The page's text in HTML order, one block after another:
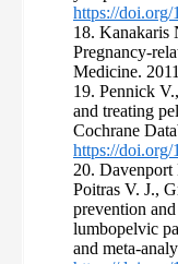
https://
18. Kanakaris
Pregnancy-
Medicine.
19. Pennick
and treating
Cochrane
https://
20.
Poitras V. J.,
prevention
lumbopelvic
and meta-